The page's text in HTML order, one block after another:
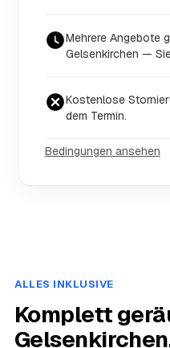
Mehrere Angebote
Gelsenkirchen —
Kostenlose
dem Termin.
Bedingungen ansehen
ALLES INKLUSIVE
Komplett